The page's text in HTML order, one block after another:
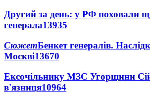
Другий за день: у РФ поховали
генерала13935
СюжетБенкет генералів.
Москві13670
Ексочільнику МЗС Угорщини
в'язниця10964